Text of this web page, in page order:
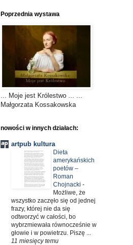
Poprzednia wystawa
... Moje jest Królestwo ... ...
Małgorzata Kossakowska
nowości w innych działach:
artpub kultura
Dieta
amerykańskich
poetów –
Roman
Chojnacki -
Możliwe, że
wszystko zaczęło się od jednej
frazy, której nie da się
odtworzyć w całości, bo
wybrzmiewała równocześnie w
głowie i w powietrzu. Piszę ...
11 miesięcy temu